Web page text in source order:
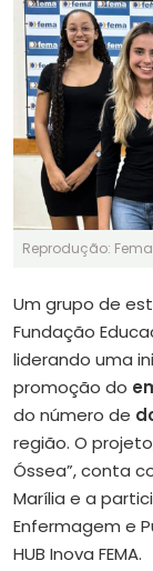
Reprodução: Fema
Um grupo de
Fundação
liderando uma
promoção do
do número de
região. O
Óssea”, conta
Marília e a
Enfermagem e
HUB Inova FEMA.